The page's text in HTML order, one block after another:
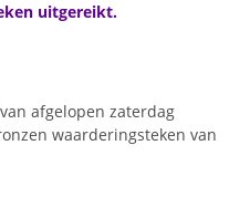
uitgereikt.
afgelopen zaterdag
waarderingsteken van